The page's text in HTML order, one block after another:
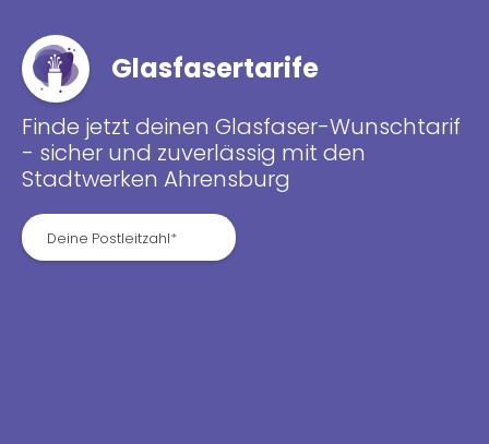
Glasfasertarife
Finde jetzt deinen Glasfaser-Wunschtarif
- sicher und zuverlässig mit den
Stadtwerken Ahrensburg
Deine Postleitzahl*
Deine Postleitzahl*